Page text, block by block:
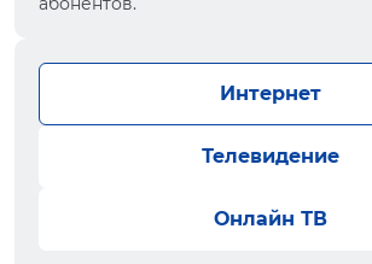
Интернет
Телевидение
Онлайн ТВ